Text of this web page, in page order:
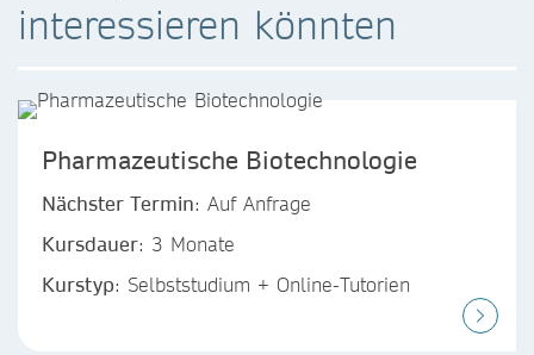
interessieren könnten
Pharmazeutische Biotechnologie
Nächster Termin: Auf Anfrage
Kursdauer: 3 Monate
Kurstyp: Selbststudium + Online-Tutorien